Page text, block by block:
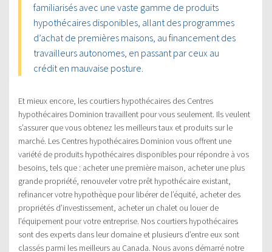
familiarisés avec une vaste gamme de produits
hypothécaires disponibles, allant des programmes
d’achat de premières maisons, au financement des
travailleurs autonomes, en passant par ceux au
crédit en mauvaise posture.
Et mieux encore, les courtiers hypothécaires des Centres
hypothécaires Dominion travaillent pour vous seulement. Ils veulent
s’assurer que vous obtenez les meilleurs taux et produits sur le
marché. Les Centres hypothécaires Dominion vous offrent une
variété de produits hypothécaires disponibles pour répondre à vos
besoins, tels que : acheter une première maison, acheter une plus
grande propriété, renouveler votre prêt hypothécaire existant,
refinancer votre hypothèque pour libérer de l’équité, acheter des
propriétés d’investissement, acheter un chalet ou louer de
l’équipement pour votre entreprise. Nos courtiers hypothécaires
sont des experts dans leur domaine et plusieurs d’entre eux sont
classés parmi les meilleurs au Canada. Nous avons démarré notre